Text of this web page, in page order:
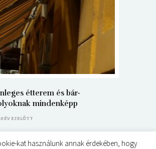
étterem és bár-
mindenképp
ÉV EZELŐTT
kat használunk annak érdekében, hogy